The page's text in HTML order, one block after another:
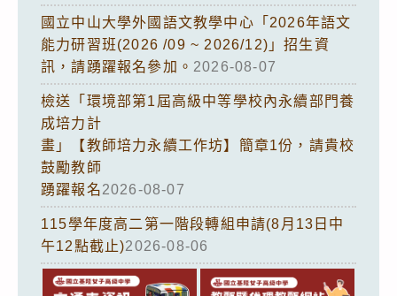
國立中山大學外國語文教學中心「2026年語文
能力研習班(2026 /09 ~ 2026/12)」招生資
訊，請踴躍報名參加。 2026-08-07
檢送「環境部第1屆高級中等學校內永續部門養
成培力計
畫」【教師培力永續工作坊】簡章1份，請貴校
鼓勵教師
踴躍報名2026-08-07
115學年度高二第一階段轉組申請(8月13日中
午12點截止)2026-08-06